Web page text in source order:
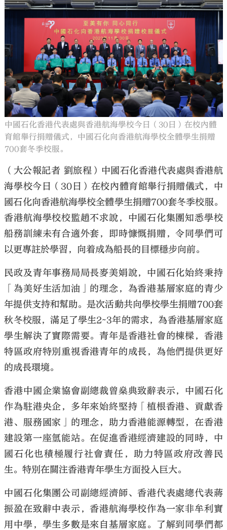
中國石化香港代表處與香港航海學校今日（30日）在校內體
育館舉行捐贈儀式，中國石化向香港航海學校全體學生捐贈
700套冬季校服。
（大公報記者 劉旅程）中國石化香港代表處與香港航
海學校今日（30日）在校內體育館舉行捐贈儀式，中
國石化向香港航海學校全體學生捐贈700套冬季校服。
香港航海學校校監趙不求說，中國石化集團知悉學校
船務訓練未有合適外套，即時慷慨捐贈，令同學們可
以更專註於學習，向着成為船長的目標穩步向前。
民政及青年事務局局長麥美娟說，中國石化始終秉持
「為美好生活加油」的理念，為香港基層家庭的青少
年提供支持和幫助。是次活動共向學校學生捐贈700套
秋冬校服，滿足了學生2~3年的需求，為香港基層家庭
學生解決了實際需要。青年是香港社會的棟樑，香港
特區政府特別重視香港青年的成長，為他們提供更好
的成長環境。
香港中國企業協會副總裁曾燊典致辭表示，中國石化
作為駐港央企，多年來始終堅持「植根香港、貢獻香
港、服務國家」的理念，助力香港能源轉型，在香港
建設第一座氫能站。在促進香港經濟建設的同時，中
國石化也積極履行社會責任，助力特區政府改善民
生。特別在關注香港青年學生方面投入巨大。
中國石化集團公司副總經濟師、香港代表處總代表蔣
振盈在致辭中表示，香港航海學校作為一家非牟利實
用中學，學生多數是來自基層家庭。了解到同學們都